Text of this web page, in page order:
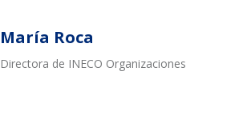
María Roca
Directora de INECO Organizaciones